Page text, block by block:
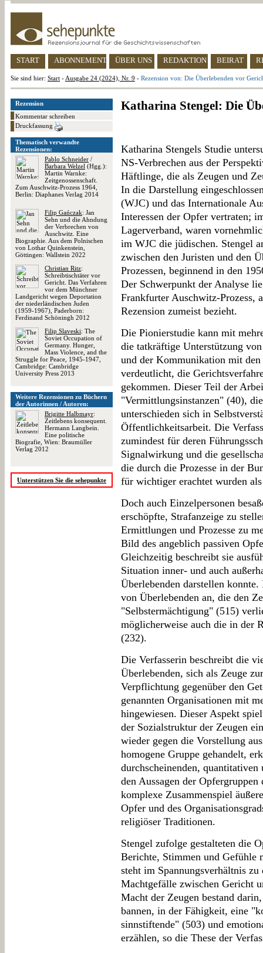
START ABONNEMENT ÜBER UNS REDAKTION BEIRAT
Sie sind hier: Start - Ausgabe 24 (2024), Nr. 9 - Rezension von: Die Überlebenden vor
Rezension
Kommentar schreiben
Druckfassung
Thematisch verwandte
Rezensionen:
Pablo Schneider /
Barbara Welzel (Hgg.):
Martin Warnke:
Zeitgenossenschaft.
Zum Auschwitz-Prozess 1964,
Berlin: Diaphanes Verlag 2014
Filip Gańczak: Jan
Sehn und die Ahndung
der Verbrechen von
Auschwitz. Eine
Biographie. Aus dem Polnischen
von Lothar Quinkenstein,
Göttingen: Wallstein 2022
Christian Ritz:
Schreibtischtäter vor
Gericht. Das Verfahren
vor dem Münchner
Landgericht wegen Deportation
der niederländischen Juden
(1959-1967), Paderborn:
Ferdinand Schöningh 2012
Filip Slaveski: The
Soviet Occupation of
Germany. Hunger,
Mass Violence, and the
Struggle for Peace, 1945-1947,
Cambridge: Cambridge
University Press 2013
Weitere Rezensionen zu Büchern
der Autorinnen / Autoren:
Brigitte Halbmayr:
Zeitlebens konsequent.
Hermann Langbein.
Eine politische
Biografie, Wien: Braumüller
Verlag 2012
Unterstützen Sie die sehepunkte
Katharina Stengel: Die
Katharina Stengels Studie
NS-Verbrechen aus der
Häftlinge, die als Zeugen und
In die Darstellung
(WJC) und das Internationale
Interessen der Opfer vertraten;
Lagerverband, waren
im WJC die jüdischen. Stengel
zwischen den Juristen und den
Prozessen, beginnend in den
Der Schwerpunkt der Analyse
Frankfurter Auschwitz-Prozess,
Rezension zumeist bezieht.
Die Pionierstudie kann mit
die tatkräftige Unterstützung
und der Kommunikation mit
verdeutlicht, die
gekommen. Dieser Teil der
"Vermittlungsinstanzen" (40),
unterschieden sich in
Öffentlichkeitsarbeit. Die
zumindest für deren
Signalwirkung und die
die durch die Prozesse in der
für wichtiger erachtet wurden
Doch auch Einzelpersonen
erschöpfte, Strafanzeige zu
Ermittlungen und Prozesse zu
Bild des angeblich passiven
Gleichzeitig beschreibt sie
Situation inner- und auch
Überlebenden darstellen
von Überlebenden an, die den
"Selbstermächtigung" (515)
möglicherweise auch die in der
(232).
Die Verfasserin beschreibt die
Überlebenden, sich als Zeuge
Verpflichtung gegenüber den
genannten Organisationen mit
hingewiesen. Dieser Aspekt
der Sozialstruktur der Zeugen
wieder gegen die Vorstellung
homogene Gruppe gehandelt,
durchscheinenden,
den Aussagen der
komplexe Zusammenspiel
Opfer und des
religiöser Traditionen.
Stengel zufolge gestalteten die
Berichte, Stimmen und Gefühle
steht im Spannungsverhältnis
Machtgefälle zwischen Gericht
Macht der Zeugen bestand
bannen, in der Fähigkeit, eine
sinnstiftende" (503) und
erzählen, so die These der